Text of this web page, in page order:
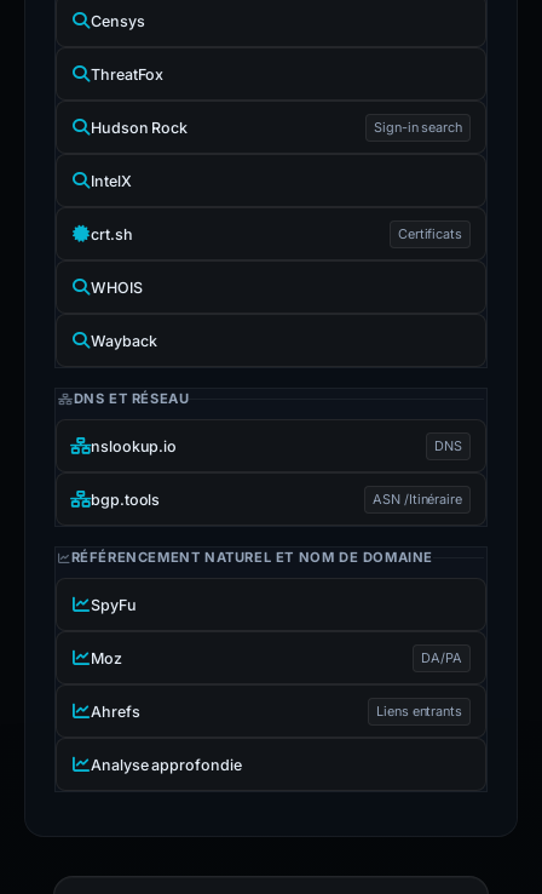
Censys
ThreatFox
Hudson Rock Sign-in search
IntelX
crt.sh Certificats
WHOIS
Wayback
DNS ET RÉSEAU
nslookup.io DNS
bgp.tools ASN /Itinéraire
RÉFÉRENCEMENT NATUREL ET NOM DE DOMAINE
SpyFu
Moz DA/PA
Ahrefs Liens entrants
Analyse approfondie